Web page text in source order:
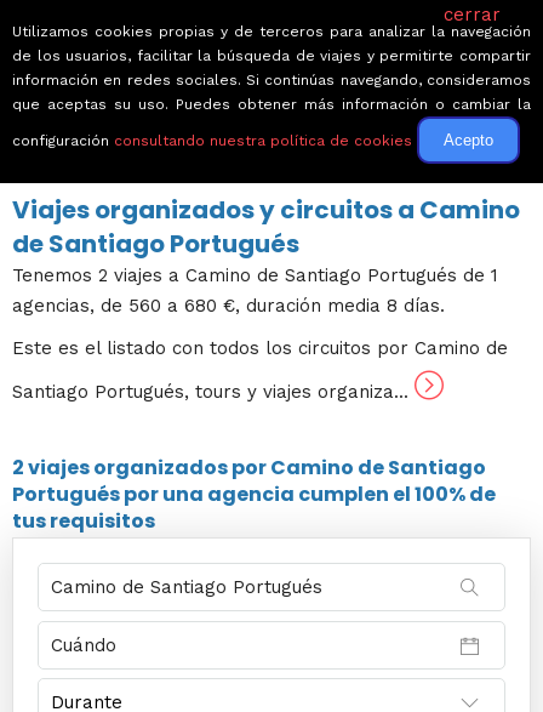
← Volver a Circuitos por Europa
Viajes organizados y circuitos a Camino
de Santiago Portugués
Tenemos 2 viajes a Camino de Santiago Portugués de 1
agencias, de 560 a 680 €, duración media 8 días.
Este es el listado con todos los circuitos por Camino de
Santiago Portugués, tours y viajes organiza...
2 viajesorganizados por Camino de Santiago
Portugués por una agencia cumplen el 100% de
tus requisitos
cerrar
Utilizamos cookies propias y de terceros para analizar la navegación
de los usuarios, facilitar la búsqueda de viajes y permitirte compartir
información en redes sociales. Si continúas navegando, consideramos
que aceptas su uso. Puedes obtener más información o cambiar la
configuración consultando nuestra política de cookies Acepto